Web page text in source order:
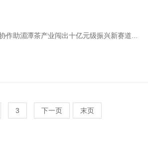
作助湄潭茶产业闯出十亿元级振兴新赛道...
3 下一页 末页